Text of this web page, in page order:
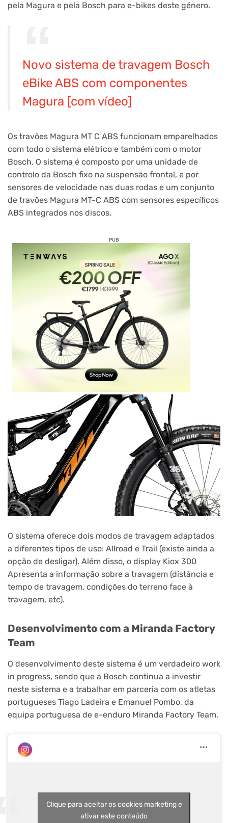
pela Magura e pela Bosch para e-bikes deste género.
Novo sistema de travagem Bosch
eBike ABS com componentes
Magura [com vídeo]
Os travões Magura MT C ABS funcionam emparelhados
com todo o sistema elétrico e também com o motor
Bosch. O sistema é composto por uma unidade de
controlo da Bosch fixo na suspensão frontal, e por
sensores de velocidade nas duas rodas e um conjunto
de travões Magura MT-C ABS com sensores específicos
ABS integrados nos discos.
PUB
O sistema oferece dois modos de travagem adaptados
a diferentes tipos de uso: Allroad e Trail (existe ainda a
opção de desligar). Além disso, o display Kiox 300
Apresenta a informação sobre a travagem (distância e
tempo de travagem, condições do terreno face à
travagem, etc).
Desenvolvimento com a Miranda Factory
Team
O desenvolvimento deste sistema é um verdadeiro work
in progress, sendo que a Bosch continua a investir
neste sistema e a trabalhar em parceria com os atletas
portugueses Tiago Ladeira e Emanuel Pombo, da
equipa portuguesa de e-enduro Miranda Factory Team.
Clique para aceitar os cookies marketing e
ativar este conteúdo